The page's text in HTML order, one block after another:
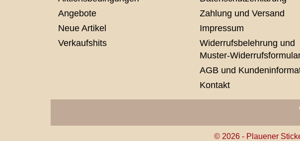
Angebote
Neue Artikel
Verkaufshits
Zahlung und Versand
Impressum
Widerrufsbelehrung und
Muster-
AGB und
Kontakt
© 2026 - Plauener